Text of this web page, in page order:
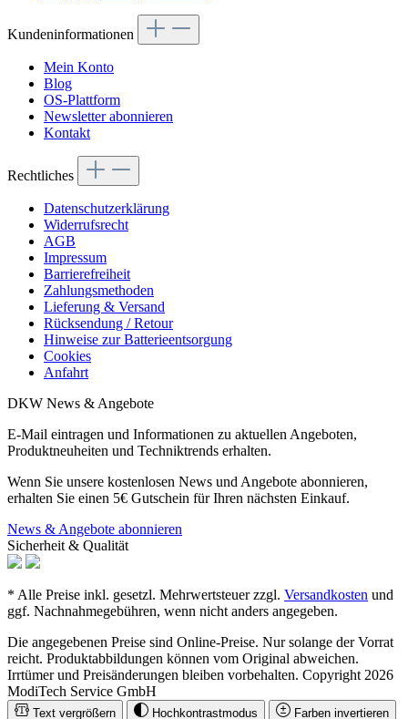
Kundeninformationen
Mein Konto
Blog
OS-Plattform
Newsletter abonnieren
Kontakt
Rechtliches
Datenschutzerklärung
Widerrufsrecht
AGB
Impressum
Barrierefreiheit
Zahlungsmethoden
Lieferung & Versand
Rücksendung / Retour
Hinweise zur Batterieentsorgung
Cookies
Anfahrt
DKW News & Angebote
E-Mail eintragen und Informationen zu aktuellen Angeboten,
Produktneuheiten und Techniktrends erhalten.
Wenn Sie unsere kostenlosen News und Angebote abonnieren,
erhalten Sie einen 5€ Gutschein für Ihren nächsten Einkauf.
News & Angebote abonnieren
Sicherheit & Qualität
* Alle Preise inkl. gesetzl. Mehrwertsteuer zzgl. Versandkosten und
ggf. Nachnahmegebühren, wenn nicht anders angegeben.
Die angegebenen Preise sind Online-Preise. Nur solange der Vorrat
reicht. Produktabbildungen können vom Original abweichen.
Irrtümer und Preisänderungen bleiben vorbehalten. Copyright 2026
ModiTech Service GmbH
Text vergrößern Hochkontrastmodus
Farben invertieren